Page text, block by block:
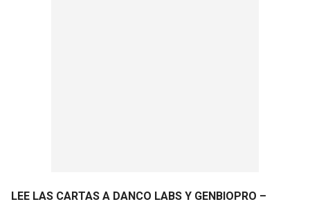
LEE LAS CARTAS A DANCO LABS Y GENBIOPRO –